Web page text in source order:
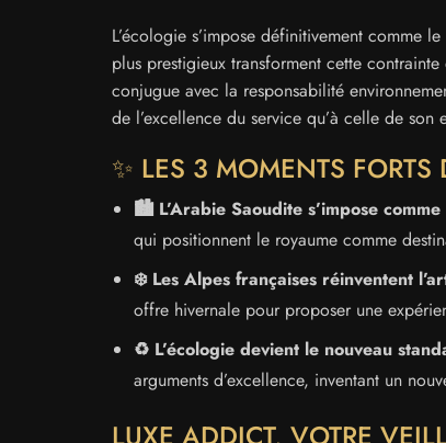
L’écologie s’impose définitivement comme
plus prestigieux transforment cette
conjugue avec la responsabilité
de l’excellence du service qu’à celle de son
✨ LES 3 MOMENTS
🏙️ L’Arabie Saoudite s’impose
qui positionnent le royaume comme
❄️ Les Alpes françaises réinventent
offre hivernale pour proposer une
♻️ L’écologie devient le nouveau
arguments d’excellence, inventant un